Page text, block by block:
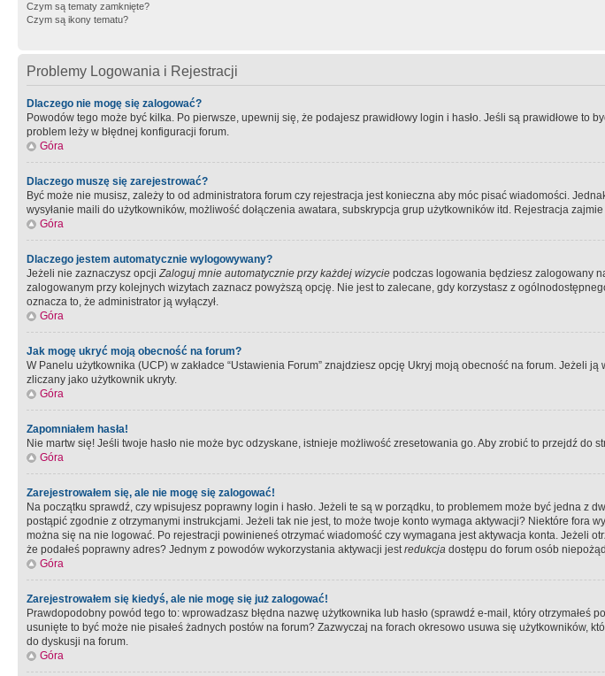
Czym są tematy zamknięte?
Czym są ikony tematu?
Problemy Logowania i Rejestracji
Dlaczego nie mogę się zalogować?
Powodów tego może być kilka. Po pierwsze, upewnij się, że podajesz prawidłowy login i hasło. Jeśli są prawidłowe
problem leży w błędnej konfiguracji forum.
Góra
Dlaczego muszę się zarejestrować?
Być może nie musisz, zależy to od administratora forum czy rejestracja jest konieczna aby móc pisać wiadomości.
wysyłanie maili do użytkowników, możliwość dołączenia awatara, subskrypcja grup użytkowników itd. Rejestracja
Góra
Dlaczego jestem automatycznie wylogowywany?
Jeżeli nie zaznaczysz opcjiZaloguj mnie automatycznie przy każdej wizycie podczas logowania będziesz zalogowany
zalogowanym przy kolejnych wizytach zaznacz powyższą opcję. Nie jest to zalecane, gdy korzystasz z
oznacza to, że administrator ją wyłączył.
Góra
Jak mogę ukryć moją obecność na forum?
W Panelu użytkownika (UCP) w zakładce “Ustawienia Forum” znajdziesz opcję Ukryj moją obecność na forum.
zliczany jako użytkownik ukryty.
Góra
Zapomniałem hasła!
Nie martw się! Jeśli twoje hasło nie może byc odzyskane, istnieje możliwość zresetowania go. Aby zrobić to przejdź do
Góra
Zarejestrowałem się, ale nie mogę się zalogować!
Na początku sprawdź, czy wpisujesz poprawny login i hasło. Jeżeli te są w porządku, to problemem może być jedna z
postąpić zgodnie z otrzymanymi instrukcjami. Jeżeli tak nie jest, to może twoje konto wymaga aktywacji? Niektóre fora
można się na nie logować. Po rejestracji powinieneś otrzymać wiadomość czy wymagana jest aktywacja konta. Jeżeli
że podałeś poprawny adres? Jednym z powodów wykorzystania aktywacji jestredukcja dostępu do forum osób
Góra
Zarejestrowałem się kiedyś, ale nie mogę się już zalogować!
Prawdopodobny powód tego to: wprowadzasz błędna nazwę użytkownika lub hasło (sprawdź e-mail, który
usunięte to być może nie pisałeś żadnych postów na forum? Zazwyczaj na forach okresowo usuwa się
do dyskusji na forum.
Góra